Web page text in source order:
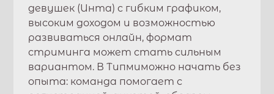
девушек (Инта) с гибким графиком,
высоким доходом и возможностью
развиваться онлайн, формат
стриминга может стать сильным
вариантом. ВТипмиможно начать без
опыта: команда помогает с